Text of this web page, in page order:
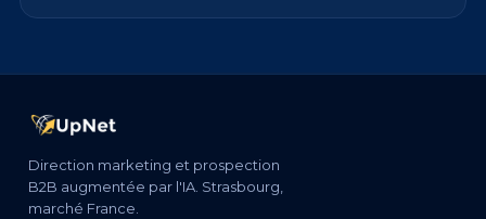
Direction marketing et prospection
B2B augmentée par l'IA. Strasbourg,
marché France.